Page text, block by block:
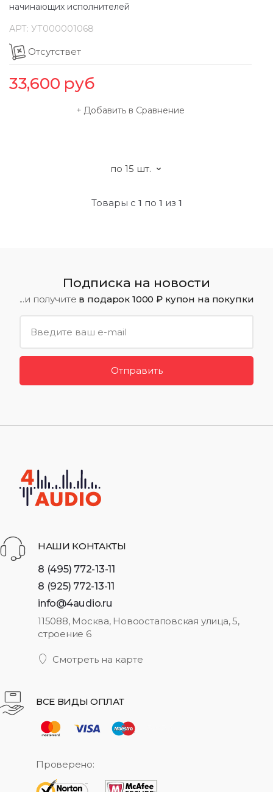
начинающих исполнителей
АРТ: УТ000001068
Отсутствет
33,600 руб
Добавить в Сравнение
Товары с 1 по 1 из 1
Подписка на новости
...и получите в подарок 1000 ₽ купон на покупки
Отправить
НАШИ КОНТАКТЫ
8 (495) 772-13-11
8 (925) 772-13-11
info@4audio.ru
115088, Москва, Новоостаповская улица, 5,
строение 6
Смотреть на карте
ВСЕ ВИДЫ ОПЛАТ
Проверено: